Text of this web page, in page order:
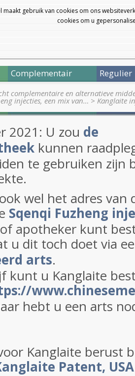
maakt gebruik van cookies om ons
cookies om u
Complementair Regulier
complementaire en alternatieve
injecties, een mix van… > Kanglaite
2021: U zou de
kunnen
te gebruiken zijn
wel het adres van
Sqenqi Fuzheng
apotheker kunt
u dit toch doet via
arts.
kunt u Kanglaite
hebt u een arts
Kanglaite berust
Patent, USA